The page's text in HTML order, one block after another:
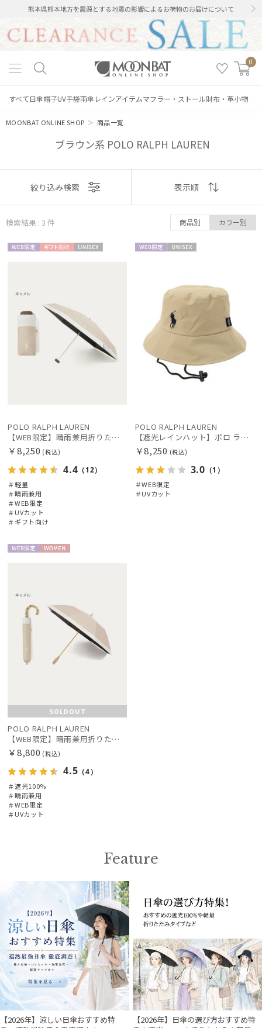
熊本県熊本地方を震源とする地震の影響によるお荷物のお届けについて
0
すべて日傘帽子UV手袋雨傘 レインアイテムマフラー・ストール財布・革小物
MOONBAT ONLINE SHOP ＞商品一覧
ブラウン系 POLO RALPH LAUREN
絞り込み
カテゴリー
ブランド
ポロ ラルフ ローレン
傘機能
帽子
その他
在庫表示
販売状況
入荷状況
表示
おすすめ
順
価格の低い
人気順
絞り込み検索 表示順
検索結果 : 3 件 商品別 カラー別
POLO RALPH LAUREN
【WEB限定】晴雨兼用折りたたみ日傘 ポロ ラルフ ローレン ポロポニー刺繍 POLO BEAR 雨の日OK 遮光100% 遮熱 簡単開閉 UV100% 晴雨兼用
￥8,250 (税込)
4.4 （12）
＃軽量
＃晴雨兼用
＃WEB限定
＃UVカット
＃ギフト向け
POLO RALPH LAUREN
【遮光レインハット】ポロ ラルフ ローレン (POLO RALPH LAUREN) ワンポイントPP刺繍 レインハット
￥8,250 (税込)
3.0 （1）
＃WEB限定
＃UVカット
SOLDOUT
POLO RALPH LAUREN
【WEB限定】晴雨兼用折りたたみ日傘 ポロ ラルフ ローレン（POLO RALPH LAUREN）ポロ ベア ポニー
￥8,800 (税込)
4.5 （4）
＃遮光100%
＃晴雨兼用
＃WEB限定
＃UVカット
Feature
【2026年】涼しい日傘おすすめ特
【2026年】日傘の選び方おすすめ特